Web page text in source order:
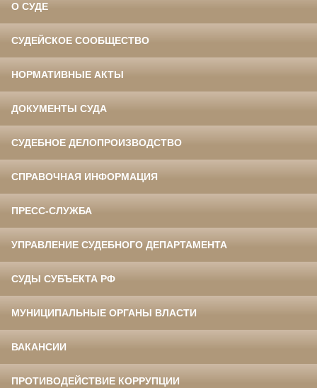
О СУДЕ
СУДЕЙСКОЕ СООБЩЕСТВО
НОРМАТИВНЫЕ АКТЫ
ДОКУМЕНТЫ СУДА
СУДЕБНОЕ ДЕЛОПРОИЗВОДСТВО
СПРАВОЧНАЯ ИНФОРМАЦИЯ
ПРЕСС-СЛУЖБА
УПРАВЛЕНИЕ СУДЕБНОГО ДЕПАРТАМЕНТА
СУДЫ СУБЪЕКТА РФ
МУНИЦИПАЛЬНЫЕ ОРГАНЫ ВЛАСТИ
ВАКАНСИИ
ПРОТИВОДЕЙСТВИЕ КОРРУПЦИИ